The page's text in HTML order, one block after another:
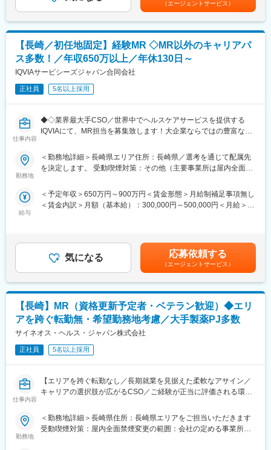
■当社で働く魅力
（1）最大限希望を考慮します
全国50地域以上のPJTからご提案し、なるべくご希望の勤務地に
アサインが可能です。また、次の契約での再配属の際の地域もし
っかり考慮いたします。これは小規模ならではの社内バッティン
グの少なさも大きく影響しています。
（2）小規模ならではの手厚いサポート
ウハウの蓄積から、メーカーさんへ転籍の可能性があるPJTも紹
介可能、また過去には、10年ほどブランクのある50代の方のご支
（3）長期就業／キャリア形成が可能
弊社所属のMRはシニア（50代）がボリュームゾーン。プロジェ
■企業の特徴
「CareNet.com」を運営する親会社の強力なサポートを受けなが
ら、最新の医療情報に触れられる環境が整っています。成長フェ
ーズの活気あふれる環境で、キャリアアップを目指せる魅力的な
職場です。
また、グループ間でのキャリア開発も可能です。MR以外の他職種
へのキャリア形成も進めていることも大きな特徴です。
変更の範囲：会社の定める業務
づき決定いたします。■昇給、インセンティブあり■モデル年収：
20代650万、40代後半850万賃金はあくまでも目安の金額であ
り、選考を通じて上下する可能性があります。月給(月額)は固定手
当を含めた表記です。
（エージェントサービス）
【長崎／初任地固定】経験MR ◇MR以外のキャリアパ
ス多数！／年収650万以上／年休130日～
IQVIAサービシーズジャパン合同会社
正社員 5名以上採用
仕事内容
◆◇業界最大手CSO／世界中でヘルスケアサービスを提供する
IQVIAにて、MR担当を募集致します！大企業ならではの豊富なキ
【具体的な業務詳細】
いただきます。
・担当エリアの訪問医療施設のターゲティング、担当医療施設へ
・医療従事者向けの説明会の企画・実施、医師同士のコミュニケ
ーション推進のための研究会・勉強会の立ち上げ、講演会の企
画・運営 等
※勤務地については、選考内で希望を伺ったうえで決定します。
＼IQVIAでMRとして働く魅力／
（１）充実の待遇：同業他社の中でも平均給与の高さや非課税の
日当の支給の他、退職金や団体保険制度、単身赴任手当や月1回の
帰省交通費の支給など福利厚生が充実しており、長期就業される
社員が多いのも特徴です。
公募制度も充実しておりますので、IQVIAが展開している他の事業
部への異動も可能です。
事担当者などの管理部門など
（３）手厚い研修体制でスキルアップができます：製品研修、ス
勤務地
＜勤務地詳細＞長崎県エリア住所：長崎県／選考を通じて配属先
を決定します。 受動喫煙対策：その他（主要事業所は屋内全面禁
給与
＜予定年収＞650万円～900万円＜賃金形態＞月給制補足事項無し
＜賃金内訳＞月額（基本給）：300,000円～500,000円＜月給＞
ジェクト稼働手当(35,000円)、外勤日当（1日1,500円／外勤3.5時
間以上）■変動賞与制（6月・12月・3月）※平均実績6ヶ月分■イン
センティブ：3月（対象者）賃金はあくまでも目安の金額であり、
選考を通じて上下する可能性があります。月給(月額)は固定手当を
含めた表記です。
気になる 応募依頼する
（エージェントサービス）
【長崎】MR（資格更新予定者・ベテラン歓迎）◆エリ
アを跨ぐ転勤無・希望勤務地考慮／大手製薬PJ多数
サイネオス・ヘルス・ジャパン株式会社
正社員 5名以上採用
仕事内容
【エリアを跨ぐ転勤なし／長期就業を見据えた柔軟なアサイン／
キャリアの選択肢が広がるCSO／ご経験が正当に評価される環
【はじめに】
勤務地
＜勤務地詳細＞長崎県住所：長崎県エリアをご担当いただきます
受動喫煙対策：屋内全面禁煙変更の範囲：会社の定める事業所